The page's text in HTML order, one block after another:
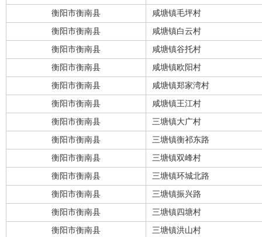
衡阳市衡南县 咸塘镇毛坪村
衡阳市衡南县 咸塘镇白云村
衡阳市衡南县 咸塘镇谷托村
衡阳市衡南县 咸塘镇欧阳村
衡阳市衡南县 咸塘镇郑家湾村
衡阳市衡南县 咸塘镇王江村
衡阳市衡南县 三塘镇大广村
衡阳市衡南县 三塘镇衡祁东路
衡阳市衡南县 三塘镇双峰村
衡阳市衡南县 三塘镇环城北路
衡阳市衡南县 三塘镇振兴路
衡阳市衡南县 三塘镇四塘村
衡阳市衡南县 三塘镇洪山村